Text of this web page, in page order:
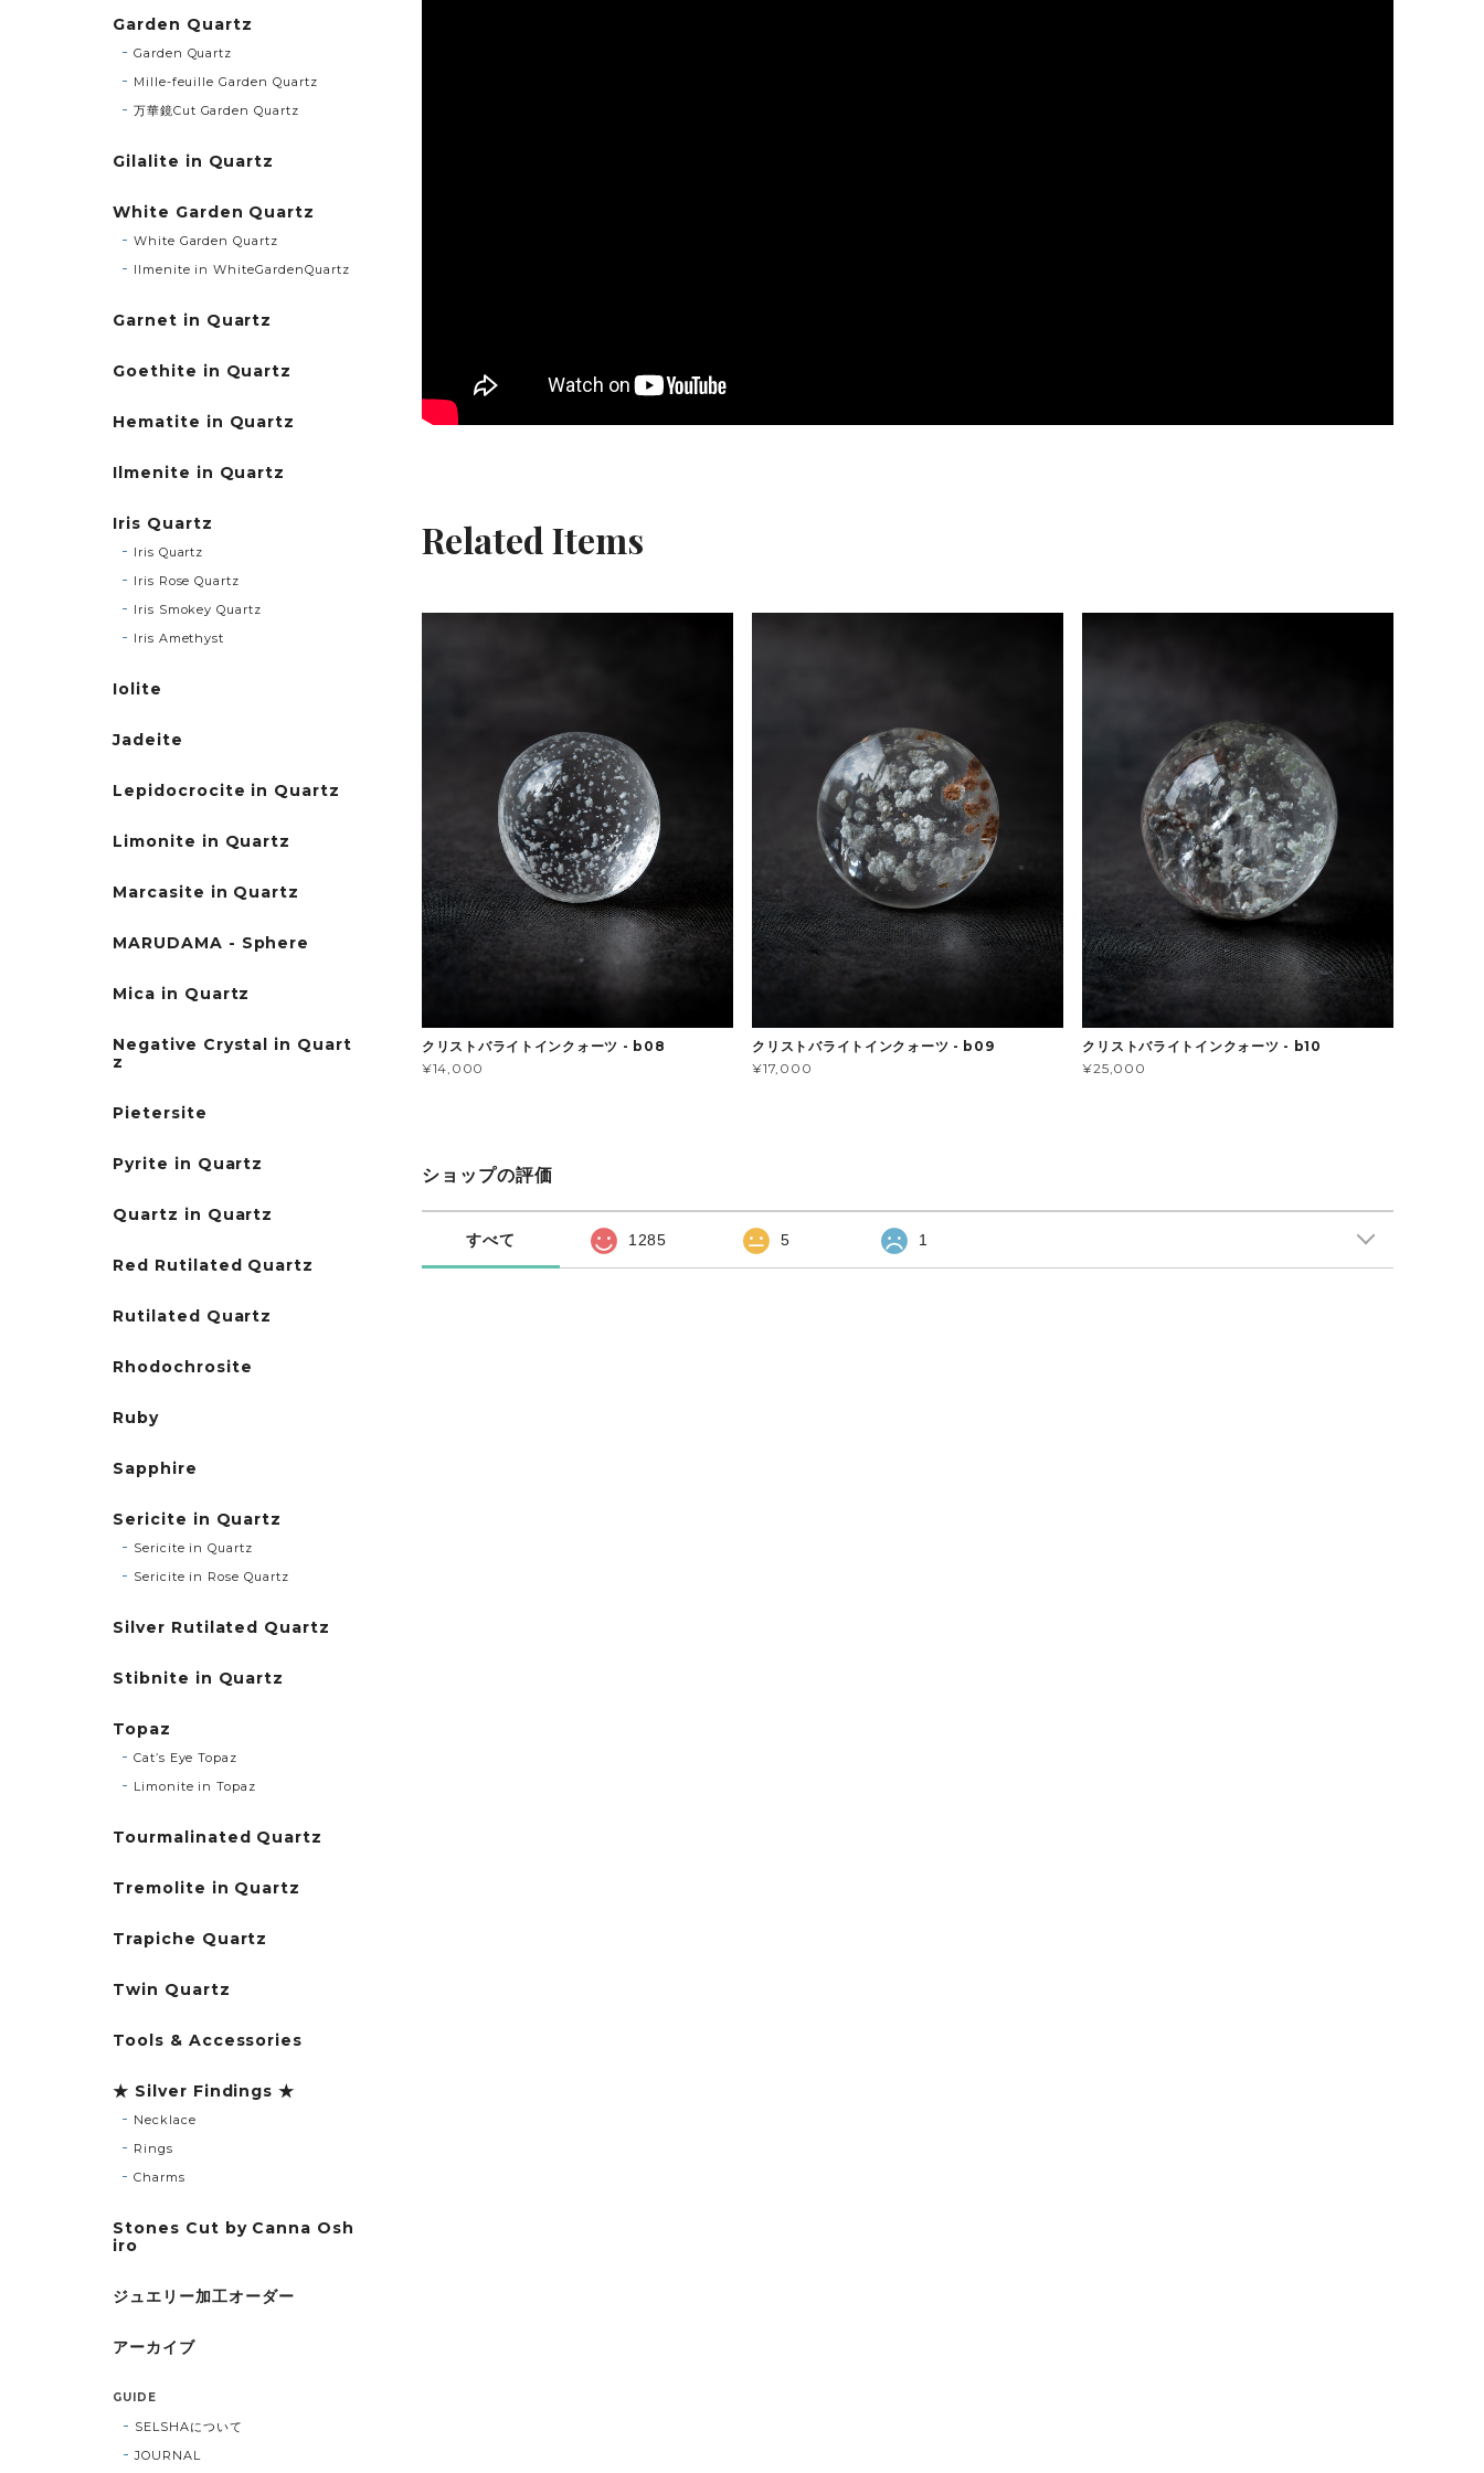
Related Items
クリストバライトインクォーツ - b08
¥14,000
クリストバライトインクォーツ - b09
¥17,000
クリストバライトインクォーツ - b10
¥25,000
ショップの評価
すべて 1285 5 1
Garden Quartz
Garden Quartz
Mille-feuille Garden Quartz
万華鏡Cut Garden Quartz
Gilalite in Quartz
White Garden Quartz
White Garden Quartz
Ilmenite in WhiteGardenQuartz
Garnet in Quartz
Goethite in Quartz
Hematite in Quartz
Ilmenite in Quartz
Iris Quartz
Iris Quartz
Iris Rose Quartz
Iris Smokey Quartz
Iris Amethyst
Iolite
Jadeite
Lepidocrocite in Quartz
Limonite in Quartz
Marcasite in Quartz
MARUDAMA - Sphere
Mica in Quartz
Negative Crystal in Quart
z
Pietersite
Pyrite in Quartz
Quartz in Quartz
Red Rutilated Quartz
Rutilated Quartz
Rhodochrosite
Ruby
Sapphire
Sericite in Quartz
Sericite in Quartz
Sericite in Rose Quartz
Silver Rutilated Quartz
Stibnite in Quartz
Topaz
Cat’s Eye Topaz
Limonite in Topaz
Tourmalinated Quartz
Tremolite in Quartz
Trapiche Quartz
Twin Quartz
Tools & Accessories
★ Silver Findings ★
Necklace
Rings
Charms
Stones Cut by Canna Osh
iro
ジュエリー加工オーダー
アーカイブ
GUIDE
SELSHAについて
JOURNAL